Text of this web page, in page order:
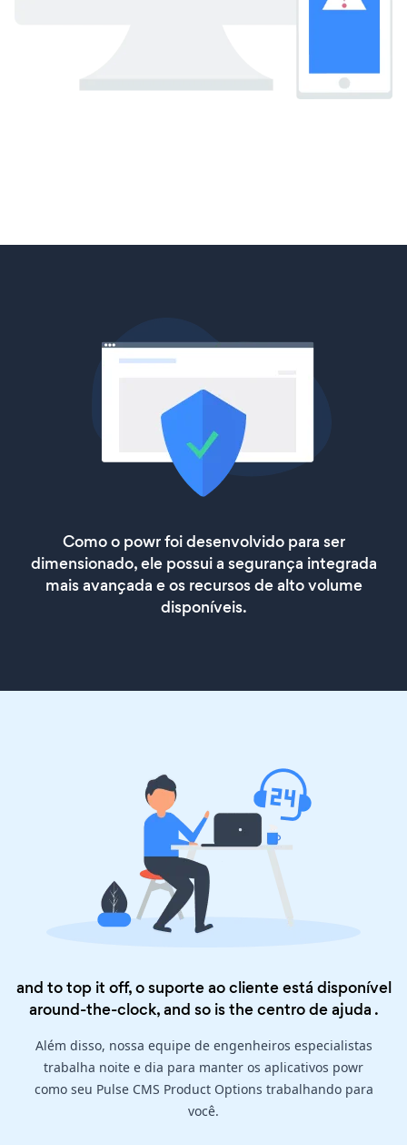
Como o powr foi desenvolvido para ser
dimensionado, ele possui a segurança integrada
mais avançada e os recursos de alto volume
disponíveis.
and to top it off, o suporte ao cliente está disponível
around-the-clock, and so is thecentro de ajuda .
Além disso, nossa equipe de engenheiros especialistas
trabalha noite e dia para manter os aplicativos powr
como seu Pulse CMS Product Options trabalhando para
você.